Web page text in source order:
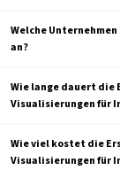
Welche
an?
Wie lange dauert die
Visualisierungen für
Wie viel kostet die
Visualisierungen für